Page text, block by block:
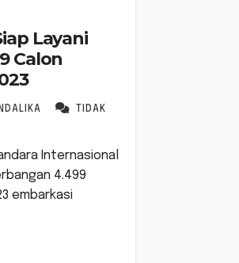
Layani
Calon
TIDAK
Internasional
4.499
embarkasi